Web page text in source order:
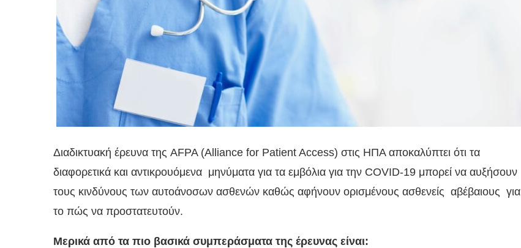
Διαδικτυακή έρευνα της AFPA (Alliance for Patient Access) στις ΗΠΑ αποκαλύπτει ότι τα
διαφορετικά και αντικρουόμενα μηνύματα για τα εμβόλια για την COVID-19 μπορεί να αυξήσουν
τους κινδύνους των αυτοάνοσων ασθενών καθώς αφήνουν ορισμένους ασθενείς αβέβαιους για
το πώς να προστατευτούν.
Μερικά από τα πιο βασικά συμπεράσματα της έρευνας είναι: